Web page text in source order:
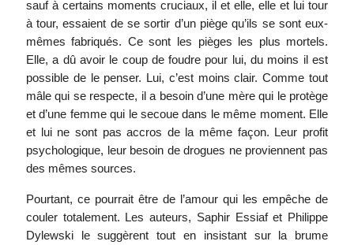
sauf à certains moments cruciaux, il et elle, elle et lui tour
à tour, essaient de se sortir d’un piège qu’ils se sont eux-
mêmes fabriqués. Ce sont les pièges les plus mortels.
Elle, a dû avoir le coup de foudre pour lui, du moins il est
possible de le penser. Lui, c’est moins clair. Comme tout
mâle qui se respecte, il a besoin d’une mère qui le protège
et d’une femme qui le secoue dans le même moment. Elle
et lui ne sont pas accros de la même façon. Leur profit
psychologique, leur besoin de drogues ne proviennent pas
des mêmes sources.
Pourtant, ce pourrait être de l’amour qui les empêche de
couler totalement. Les auteurs, Saphir Essiaf et Philippe
Dylewski le suggèrent tout en insistant sur la brume